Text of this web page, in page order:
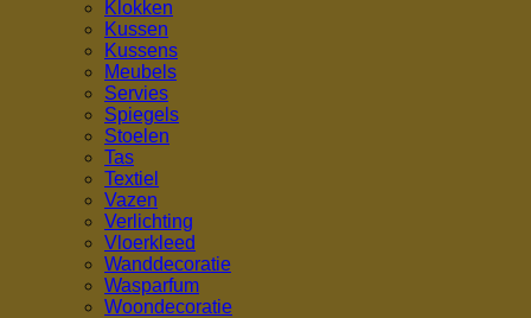
Klokken
Kussen
Kussens
Meubels
Servies
Spiegels
Stoelen
Tas
Textiel
Vazen
Verlichting
Vloerkleed
Wanddecoratie
Wasparfum
Woondecoratie